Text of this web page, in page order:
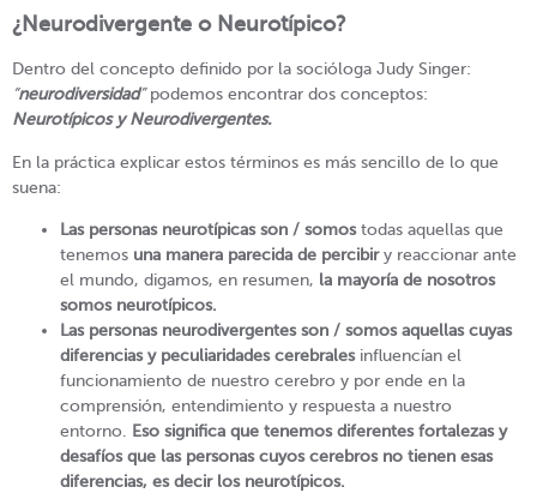
¿Neurodivergente o Neurotípico?
Dentro del concepto definido por la socióloga Judy Singer:
“neurodiversidad”podemos encontrar dos conceptos:
Neurotípicos y Neurodivergentes.
En la práctica explicar estos términos es más sencillo de lo que
suena:
Las personas neurotípicas son / somostodas aquellas que
tenemos una manera parecida de percibiry reaccionar ante
el mundo, digamos, en resumen, la mayoría de nosotros
somos neurotípicos.
Las personas neurodivergentes son / somos aquellas cuyas
diferencias y peculiaridades cerebralesinfluencían el
funcionamiento de nuestro cerebro y por ende en la
comprensión, entendimiento y respuesta a nuestro
entorno. Eso significa que tenemos diferentes fortalezas y
desafíos que las personas cuyos cerebros no tienen esas
diferencias, es decir los neurotípicos.